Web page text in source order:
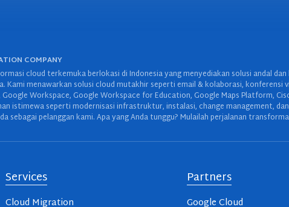
COMPANY
cloud terkemuka berlokasi di Indonesia yang menyediakan solusi andal
Kami menawarkan solusi cloud mutakhir seperti email & kolaborasi,
Workspace, Google Workspace for Education, Google Maps Platform,
istimewa seperti modernisasi infrastruktur, instalasi, change management,
sebagai pelanggan kami. Apa yang Anda tunggu? Mulailah perjalanan
Services
Cloud Migration
Partners
Google Cloud